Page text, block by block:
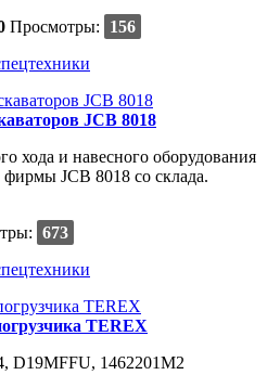
Просмотры:
156
JCB 8018
хода и навесного оборудования
JCB 8018 со склада.
673
TEREX
D19MFFU, 1462201M2